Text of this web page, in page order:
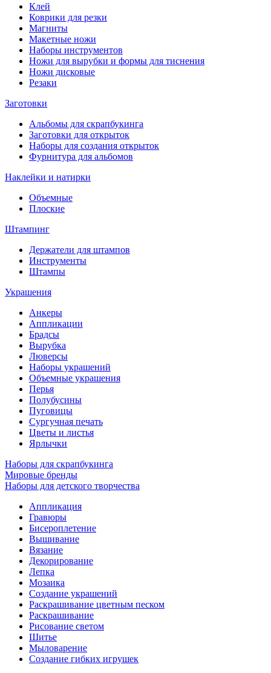
Клей
Коврики для резки
Магниты
Макетные ножи
Наборы инструментов
Ножи для вырубки и формы для тиснения
Ножи дисковые
Резаки
Заготовки
Альбомы для скрапбукинга
Заготовки для открыток
Наборы для создания открыток
Фурнитура для альбомов
Наклейки и натирки
Объемные
Плоские
Штампинг
Держатели для штампов
Инструменты
Штампы
Украшения
Анкеры
Аппликации
Брадсы
Вырубка
Люверсы
Наборы украшений
Объемные украшения
Перья
Полубусины
Пуговицы
Сургучная печать
Цветы и листья
Ярлычки
Наборы для скрапбукинга
Мировые бренды
Наборы для детского творчества
Аппликация
Гравюры
Бисероплетение
Вышивание
Вязание
Декорирование
Лепка
Мозаика
Создание украшений
Раскрашивание цветным песком
Раскрашивание
Рисование светом
Шитье
Мыловарение
Создание гибких игрушек